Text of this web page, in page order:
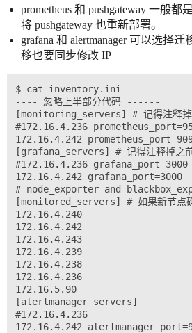
prometheus 和 pushgateway 一般
将 pushgateway 也重新部署。
grafana 和 alertmanager 可以选择
移也要同步修改 IP
$ cat inventory.ini
---- 忽略上半部分代码 ------
[monitoring_servers] # 记得注释掉
#172.16.4.236
172.16.4.242
[grafana_servers] # 记得注释掉之
#172.16.4.236 grafana_port=3000
172.16.4.242 grafana_port=3000
# node_exporter and
[monitored_servers] # 如果新节点确
172.16.4.240
172.16.4.242
172.16.4.243
172.16.4.239
172.16.4.238
172.16.4.236
172.16.5.90
[alertmanager_servers]
#172.16.4.236
172.16.4.242